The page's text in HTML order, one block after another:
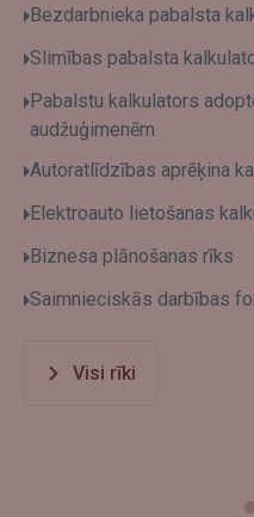
Bezdarbnieka pabalsta
Slimības pabalsta
Pabalstu kalkulators
audžuģimenēm
Autoratlīdzības aprēķina
Elektroauto lietošanas
Biznesa plānošanas rīks
Saimnieciskās darbības
Visi rīki